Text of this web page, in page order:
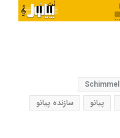
Schimmel
پیانو
سازنده پیانو